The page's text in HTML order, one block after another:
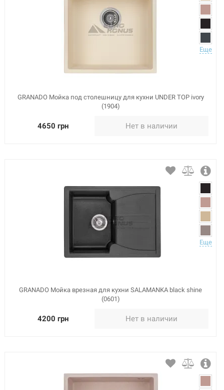
Еще
GRANADO Мойка под столешницу для кухни UNDER TOP ivory
(1904)
4650 грн Нет в наличии
Еще
GRANADO Мойка врезная для кухни SALAMANKA black shine
(0601)
4200 грн Нет в наличии